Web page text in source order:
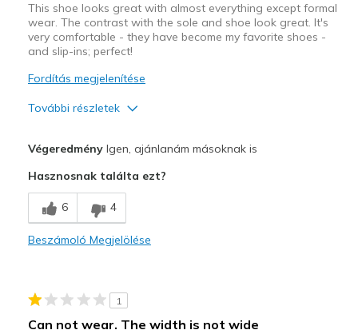
This shoe looks great with almost everything except formal
wear. The contrast with the sole and shoe look great. It's
very comfortable - they have become my favorite shoes -
and slip-ins; perfect!
Fordítás megjelenítése
További részletek
Breathe Well
Comfortable
Legjobb használat
VégeredményIgen, ajánlanám másoknak is
Hasznosnak találta ezt?
6 4
Beszámoló Megjelölése
1
Can not wear. The width is not wide